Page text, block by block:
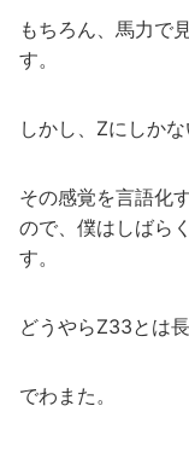
もちろん、馬力で
す。
しかし、Zにしか
その感覚を言語化
ので、僕はしばら
す。
どうやらZ33とは
でわまた。